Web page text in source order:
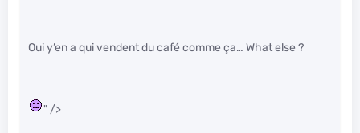
Oui y’en a qui vendent du café comme ça… What else ?
" />